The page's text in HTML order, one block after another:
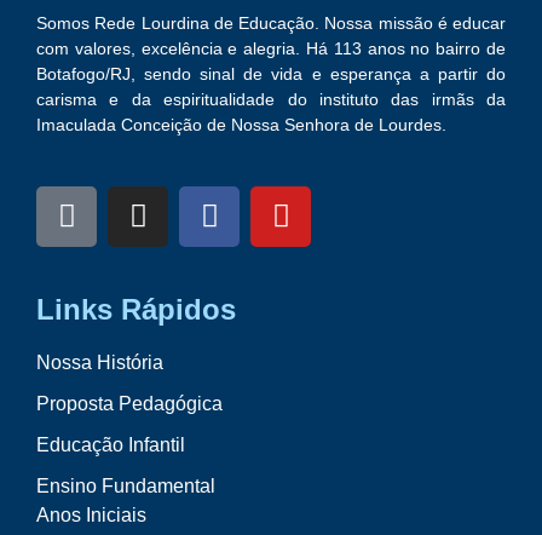
Somos Rede Lourdina de Educação. Nossa missão é educar
com valores, excelência e alegria. Há 113 anos no bairro de
Botafogo/RJ, sendo sinal de vida e esperança a partir do
carisma e da espiritualidade do instituto das irmãs da
Imaculada Conceição de Nossa Senhora de Lourdes.
Links Rápidos
Nossa História
Proposta Pedagógica
Educação Infantil
Ensino Fundamental
Anos Iniciais